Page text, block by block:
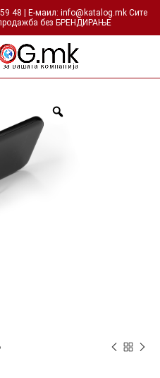
48 | Е-маил: info@katalog.mk Сите
без БРЕНДИРАЊЕ